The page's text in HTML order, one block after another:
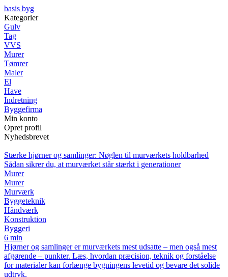
basis byg
Kategorier
Gulv
Tag
VVS
Murer
Tømrer
Maler
El
Have
Indretning
Byggefirma
Min konto
Opret profil
Nyhedsbrevet
Stærke hjørner og samlinger: Nøglen til murværkets holdbarhed
Sådan sikrer du, at murværket står stærkt i generationer
Murer
Murer
Murværk
Byggeteknik
Håndværk
Konstruktion
Byggeri
6 min
Hjørner og samlinger er murværkets mest udsatte – men også mest
afgørende – punkter. Læs, hvordan præcision, teknik og forståelse
for materialer kan forlænge bygningens levetid og bevare det solide
udtryk.